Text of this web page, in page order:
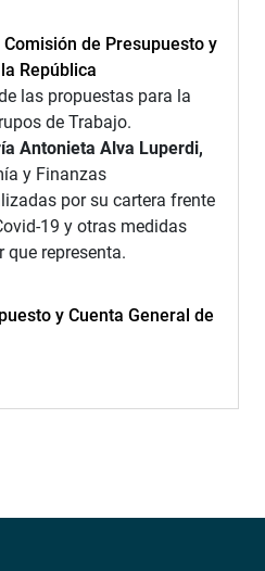
de Presupuesto y
República
las propuestas para la
de Trabajo.
Antonieta Alva Luperdi,
y Finanzas
por su cartera frente
19 y otras medidas
representa.
y Cuenta General de